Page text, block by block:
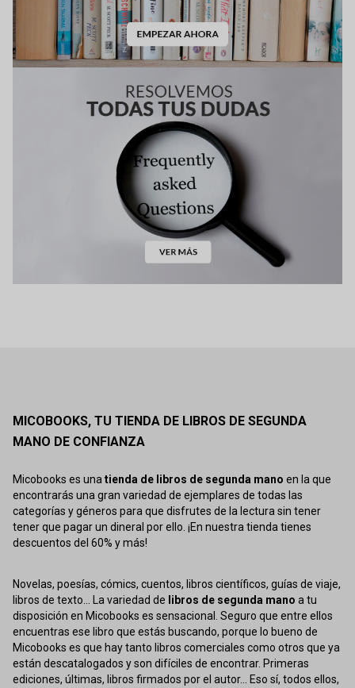
MICOBOOKS, TU TIENDA DE LIBROS DE SEGUNDA
MANO DE CONFIANZA
Micobooks es unatienda de libros de segunda mano en la que
encontrarás una gran variedad de ejemplares de todas las
categorías y géneros para que disfrutes de la lectura sin tener
tener que pagar un dineral por ello. ¡En nuestra tienda tienes
descuentos del 60% y más!
Novelas, poesías, cómics, cuentos, libros científicos, guías de viaje,
libros de texto... La variedad de libros de segunda mano a tu
disposición en Micobooks es sensacional. Seguro que entre ellos
encuentras ese libro que estás buscando, porque lo bueno de
Micobooks es que hay tanto libros comerciales como otros que ya
están descatalogados y son difíciles de encontrar. Primeras
ediciones, últimas, libros firmados por el autor... Eso sí, todos ellos,